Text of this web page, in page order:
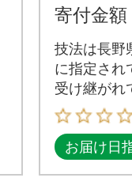
寄付金額
技法は長野
に指定され
受け継がれ
感じられま
お届け日